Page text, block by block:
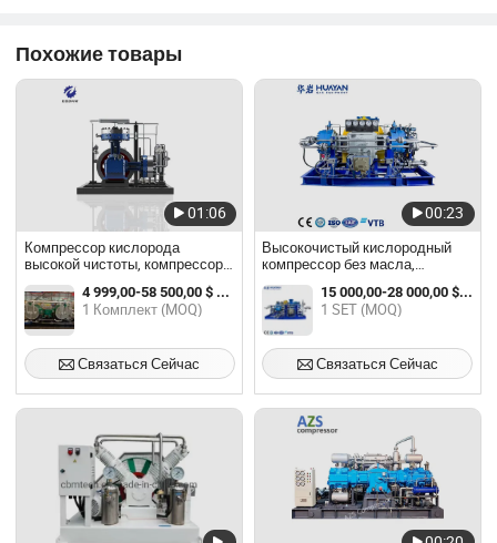
Похожие товары
01:06
Компрессор кислорода
высокой чистоты, компрессор
природного газа, компрессор
водорода с диафрагмой,
компрессор азота, компрессор
сжиженного углеводорода
4 999,00-58 500,00 $ / Комплект
1 Комплект (MOQ)
Связаться Сейчас
00:23
Высокочистый кислородный
компрессор без масла,
диафрагменный компрессор,
взрывозащищенный мотор,
управление ПЛК, мембранный
компрессор
15 000,00-28 000,00 $ / SET
1 SET (MOQ)
Связаться Сейчас